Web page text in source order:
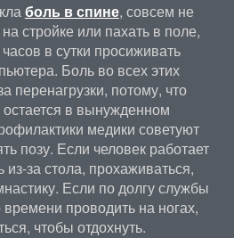
боль в спине, совсем не
стройке или пахать в поле,
в сутки просиживать
Боль во всех этих
перенагрузки, потому, что
в вынужденном
медики советуют
позу. Если человек работает
за стола, прохаживаться,
Если по долгу службы
проводить на ногах,
чтобы отдохнуть.